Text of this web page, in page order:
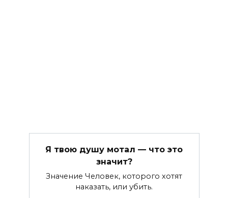
Я твою душу мотал — что это
значит?
Значение Человек, которого хотят
наказать, или убить.